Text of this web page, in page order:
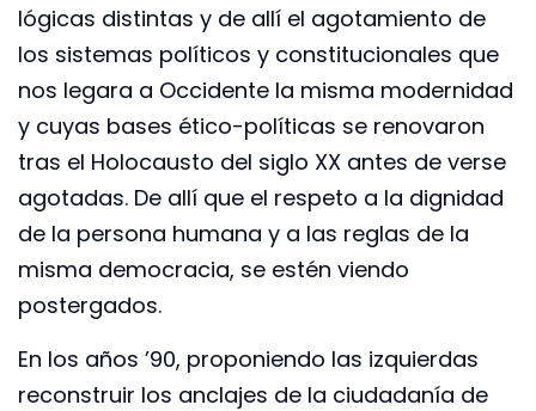
lógicas distintas y de allí el agotamiento de
los sistemas políticos y constitucionales que
nos legara a Occidente la misma modernidad
y cuyas bases ético-políticas se renovaron
tras el Holocausto del siglo XX antes de verse
agotadas. De allí que el respeto a la dignidad
de la persona humana y a las reglas de la
misma democracia, se estén viendo
postergados.
En los años ’90, proponiendo las izquierdas
reconstruir los anclajes de la ciudadanía de